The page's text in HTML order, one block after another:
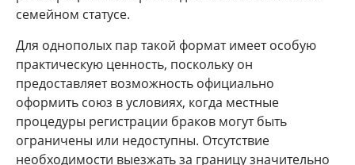
семейном статусе.
Для однополых пар такой формат имеет особую
практическую ценность, поскольку он
предоставляет возможность официально
оформить союз в условиях, когда местные
процедуры регистрации браков могут быть
ограничены или недоступны. Отсутствие
необходимости выезжать за границу значительно